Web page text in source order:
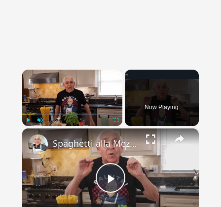
Unmute
Now Playing
×
Play
Spaghetti alla Mezzanotte Recipe